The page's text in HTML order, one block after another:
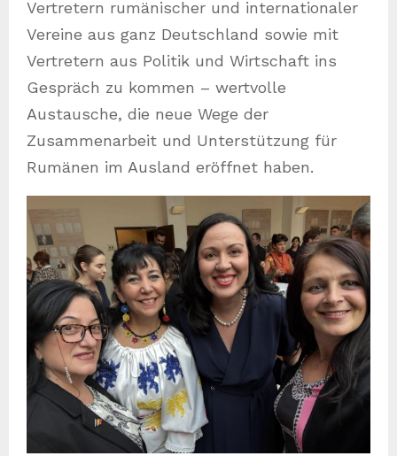
Vertretern rumänischer und internationaler
Vereine aus ganz Deutschland sowie mit
Vertretern aus Politik und Wirtschaft ins
Gespräch zu kommen – wertvolle
Austausche, die neue Wege der
Zusammenarbeit und Unterstützung für
Rumänen im Ausland eröffnet haben.